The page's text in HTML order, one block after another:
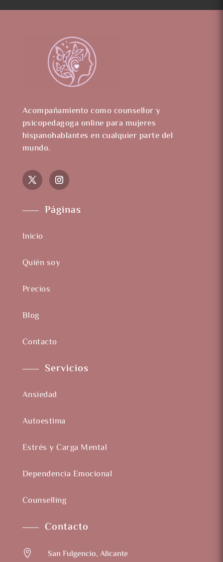
Acompañamiento como counsellor y
psicopedagoga online para mujeres
hispanohablantes en cualquier parte del
mundo.
Páginas
Inicio
Quién soy
Precios
Blog
Contacto
Servicios
Ansiedad
Autoestima
Estrés y Carga Mental
Dependencia Emocional
Counselling
Contacto
 San Fulgencio, Alicante